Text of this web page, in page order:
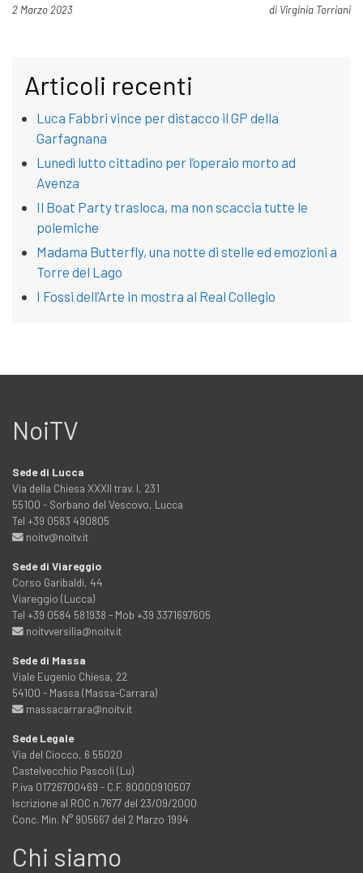
Pubblicato il
2 Marzo 2023 di Virginia Torriani
Articoli recenti
Luca Fabbri vince per distacco il GP della
Garfagnana
Lunedì lutto cittadino per l’operaio morto ad
Avenza
Il Boat Party trasloca, ma non scaccia tutte le
polemiche
Madama Butterfly, una notte di stelle ed emozioni a
Torre del Lago
I Fossi dell’Arte in mostra al Real Collegio
NoiTV
Sede di Lucca
Via della Chiesa XXXII trav. I, 231
55100 - Sorbano del Vescovo, Lucca
Tel +39 0583 490805
noitv@noitv.it
Sede di Viareggio
Corso Garibaldi, 44
Viareggio (Lucca)
Tel +39 0584 581938 - Mob +39 3371697605
noitvversilia@noitv.it
Sede di Massa
Viale Eugenio Chiesa, 22
54100 - Massa (Massa-Carrara)
massacarrara@noitv.it
Sede Legale
Via del Ciocco, 6 55020
Castelvecchio Pascoli (Lu)
P.iva 01726700469 - C.F. 80000910507
Iscrizione al ROC n.7677 del 23/09/2000
Conc. Min. N° 905667 del 2 Marzo 1994
Chi siamo